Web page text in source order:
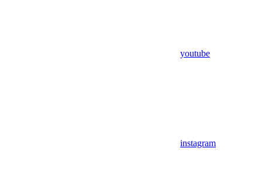
youtube
instagram